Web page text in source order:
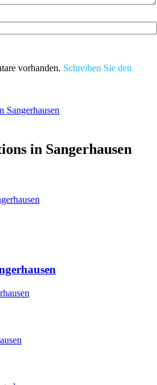
vorhanden. Schreiben Sie den
Sangerhausen
in Sangerhausen